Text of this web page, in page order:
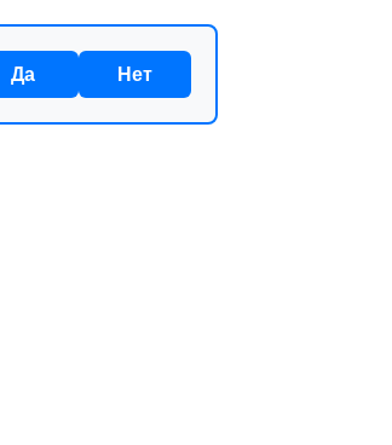
Да Нет